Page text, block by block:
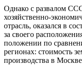
Однако с развалом
хозяйственно-
отрасль, оказался в
за своего
положении по
регионах: стоимость
производства в